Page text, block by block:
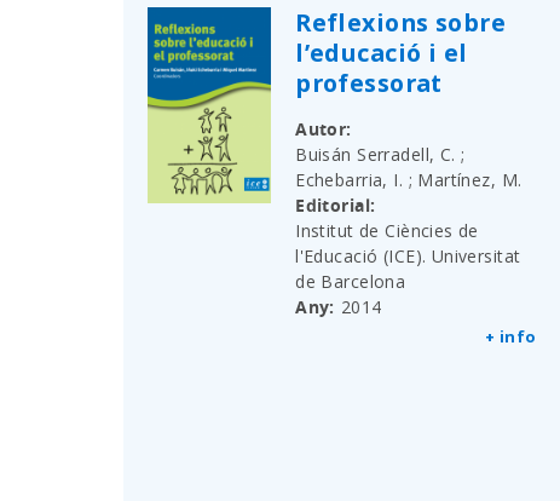
Reflexions sobre
l’educació i el
professorat
Autor
Buisán Serradell, C. ;
Echebarria, I. ; Martínez, M.
Editorial
Institut de Ciències de
l'Educació (ICE). Universitat
de Barcelona
Any 2014
+ info